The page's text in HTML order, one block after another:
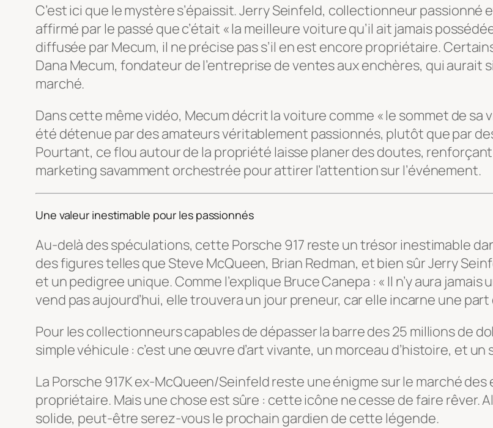
C’est ici que le mystère s’épaissit. Jerry Seinfeld, collectionneur
affirmé par le passé que c’était « la meilleure voiture qu’il ait jamais
diffusée par Mecum, il ne précise pas s’il en est encore propriétaire.
Dana Mecum, fondateur de l’entreprise de ventes aux enchères, qui aurait
marché.
Dans cette même vidéo, Mecum décrit la voiture comme « le sommet de sa
été détenue par des amateurs véritablement passionnés, plutôt que par
Pourtant, ce flou autour de la propriété laisse planer des doutes,
marketing savamment orchestrée pour attirer l’attention sur l’événement.
Une valeur inestimable pour les passionnés
Au-delà des spéculations, cette Porsche 917 reste un trésor inestimable
des figures telles que Steve McQueen, Brian Redman, et bien sûr Jerry
et un pedigree unique. Comme l’explique Bruce Canepa : « Il n’y aura
vend pas aujourd’hui, elle trouvera un jour preneur, car elle incarne une
Pour les collectionneurs capables de dépasser la barre des 25 millions de
simple véhicule : c’est une œuvre d’art vivante, un morceau d’histoire, et
La Porsche 917K ex-McQueen/Seinfeld reste une énigme sur le marché
propriétaire. Mais une chose est sûre : cette icône ne cesse de faire rêver.
solide, peut-être serez-vous le prochain gardien de cette légende.